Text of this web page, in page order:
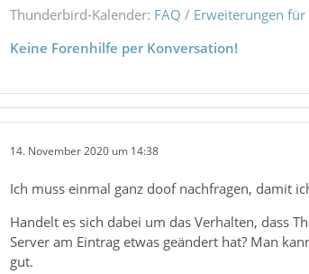
Thunderbird-Kalender: FAQ / Erweiterungen
Keine Forenhilfe per Konversation!
14. November 2020 um 14:38
Ich muss einmal ganz doof nachfragen, damit
Handelt es sich dabei um das Verhalten, dass
Server am Eintrag etwas geändert hat? Man
gut.